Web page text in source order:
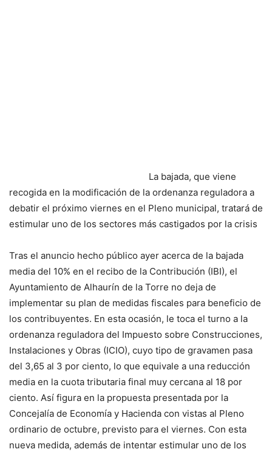
La bajada, que viene
recogida en la modificación de la ordenanza reguladora a
debatir el próximo viernes en el Pleno municipal, tratará de
estimular uno de los sectores más castigados por la crisis
Tras el anuncio hecho público ayer acerca de la bajada
media del 10% en el recibo de la Contribución (IBI), el
Ayuntamiento de Alhaurín de la Torre no deja de
implementar su plan de medidas fiscales para beneficio de
los contribuyentes. En esta ocasión, le toca el turno a la
ordenanza reguladora del Impuesto sobre Construcciones,
Instalaciones y Obras (ICIO), cuyo tipo de gravamen pasa
del 3,65 al 3 por ciento, lo que equivale a una reducción
media en la cuota tributaria final muy cercana al 18 por
ciento. Así figura en la propuesta presentada por la
Concejalía de Economía y Hacienda con vistas al Pleno
ordinario de octubre, previsto para el viernes. Con esta
nueva medida, además de intentar estimular uno de los